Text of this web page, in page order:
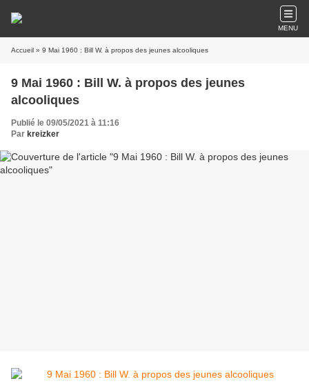
MENU
Accueil » 9 Mai 1960 : Bill W. à propos des jeunes alcooliques
9 Mai 1960 : Bill W. à propos des jeunes
alcooliques
Publié le 09/05/2021 à 11:16
Par kreizker